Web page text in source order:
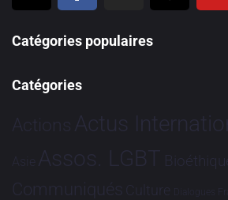
Catégories populaires
Catégories
Actions Actus
Asie Assos. LGBT
Communiqués Culture Dialogues